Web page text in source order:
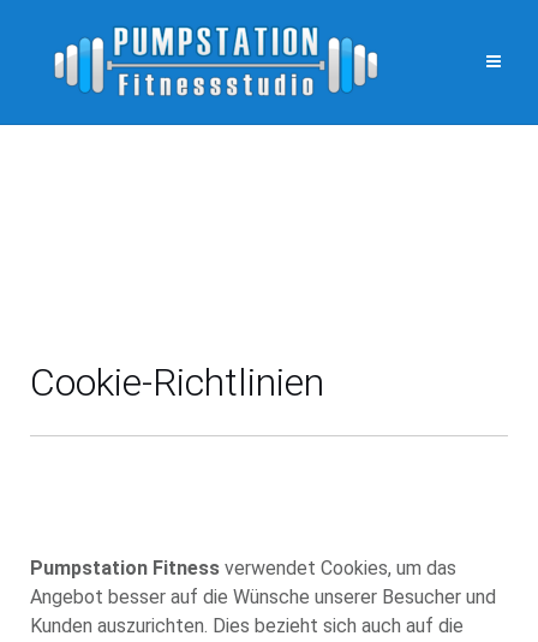
Cookie-Richtlinien
Pumpstation Fitness verwendet Cookies, um das
Angebot besser auf die Wünsche unserer Besucher und
Kunden auszurichten. Dies bezieht sich auch auf die